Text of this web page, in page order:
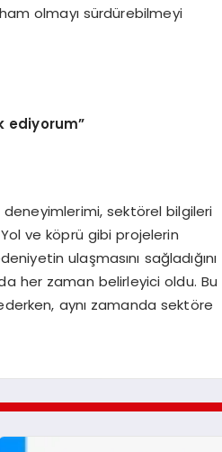
olmayı sürdürebilmeyi
ediyorum”
deneyimlerimi, sektörel bilgileri
ve köprü gibi projelerin
ulaşmasını sağladığını
her zaman belirleyici oldu. Bu
aynı zamanda sektöre